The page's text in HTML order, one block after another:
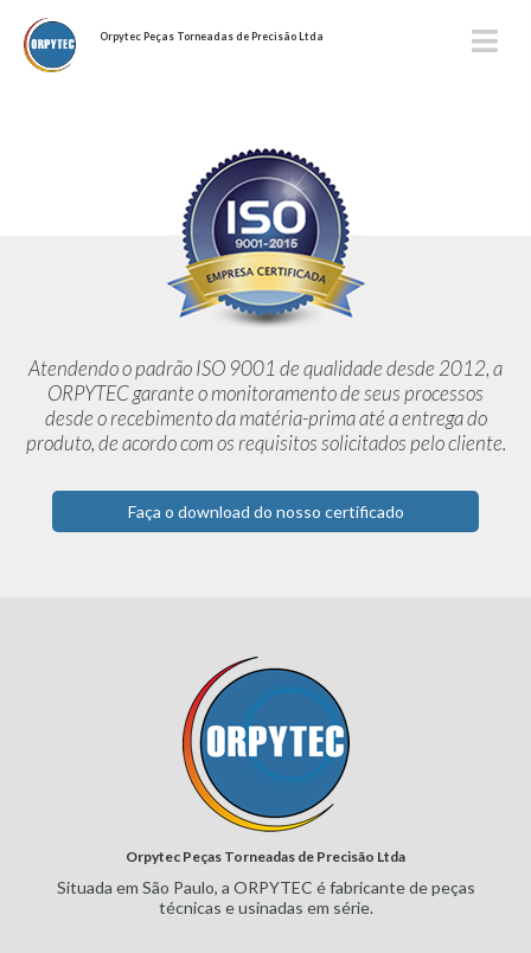
Orpytec Peças Torneadas de Precisão Ltda
Atendendo o padrão ISO 9001 de qualidade desde 2012,a
ORPYTEC garante o monitoramento de seus processos
desde orecebimento da matéria-prima até a entrega do
produto, de acordocom os requisitos solicitados pelo cliente.
Faça o download do nosso certificado
Orpytec Peças Torneadas de Precisão Ltda
Situada em São Paulo, a ORPYTEC é fabricante de peças
técnicas eusinadas em série.